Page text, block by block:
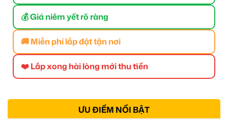
💰 Giá niêm yết rõ ràng
🚚 Miễn phí lắp đặt tận nơi
❤️ Lắp xong hài lòng mới thu tiền
ƯU ĐIỂM NỔI BẬT